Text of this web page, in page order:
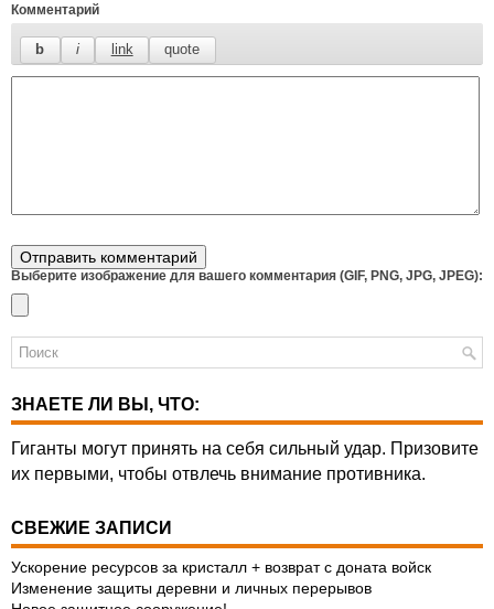
Комментарий
Выберите изображение для вашего комментария (GIF, PNG, JPG, JPEG):
ЗНАЕТЕ ЛИ ВЫ, ЧТО:
Гиганты могут принять на себя сильный удар. Призовите
их первыми, чтобы отвлечь внимание противника.
СВЕЖИЕ ЗАПИСИ
Ускорение ресурсов за кристалл + возврат с доната войск
Изменение защиты деревни и личных перерывов